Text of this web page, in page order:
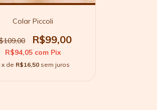
Colar Piccoli
R$99,00
R$94,05 com Pix
x de R$16,50 sem juros